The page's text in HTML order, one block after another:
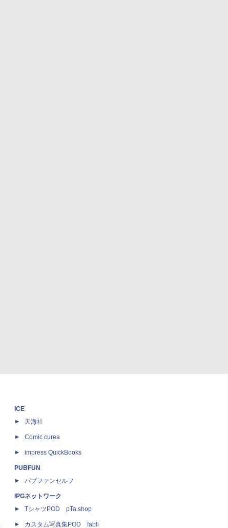
ICE
天海社
Comic curea
impress QuickBooks
PUBFUN
パブファンセルフ
IPGネットワーク
TシャツPOD pTa.shop
カスタム写真集POD fabli